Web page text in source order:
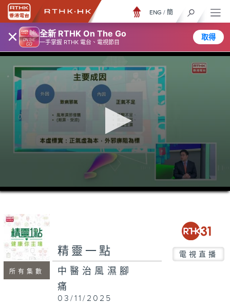
× 全新 RTHK On The Go
一手掌握 RTHK 電台、電視節目
取得
ENG / 簡
0
seconds
minutes,
58
seconds
所有集數
精靈一點 電視直播
中醫治風濕腳
痛
03/11/2025